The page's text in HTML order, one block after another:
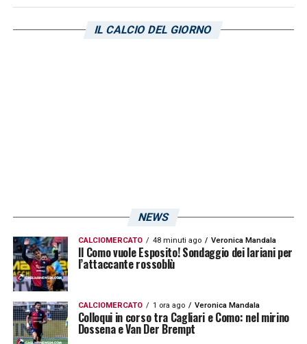
sempre incisivi, il tutto al punto che ha
LA PLAYLIST DELLE NOSTRE TOP NEWS
IL CALCIO DEL GIORNO
NEWS
CALCIOMERCATO 48 minuti ago Veronica Mandala
Il Como vuole Esposito! Sondaggio dei lariani per
l’attaccante rossoblù
CALCIOMERCATO 1 ora ago Veronica Mandala
Colloqui in corso tra Cagliari e Como: nel mirino
Dossena e Van Der Brempt